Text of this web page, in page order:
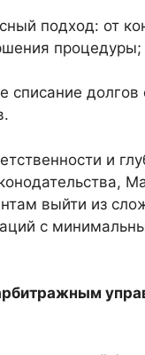
подход: от
процедуры;
списание долгов
и
выйти из
с